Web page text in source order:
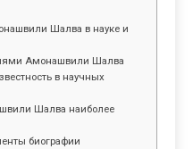
Шалва в науке и
Амонашвили Шалва
в научных
Шалва наиболее
биографии